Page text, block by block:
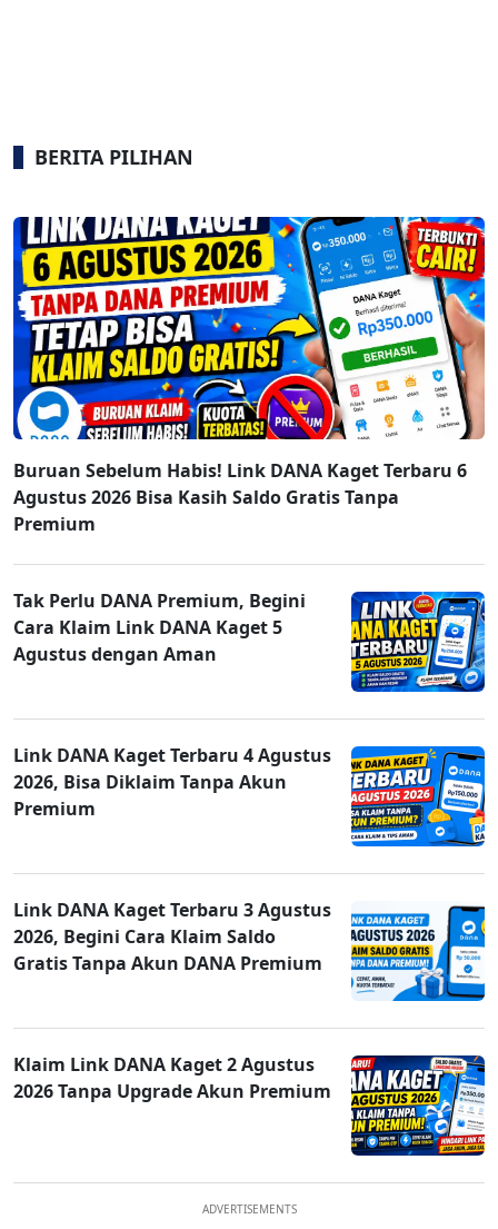
BERITA PILIHAN
Buruan Sebelum Habis! Link DANA Kaget Terbaru 6
Agustus 2026 Bisa Kasih Saldo Gratis Tanpa
Premium
Tak Perlu DANA Premium, Begini
Cara Klaim Link DANA Kaget 5
Agustus dengan Aman
Link DANA Kaget Terbaru 4 Agustus
2026, Bisa Diklaim Tanpa Akun
Premium
Link DANA Kaget Terbaru 3 Agustus
2026, Begini Cara Klaim Saldo
Gratis Tanpa Akun DANA Premium
Klaim Link DANA Kaget 2 Agustus
2026 Tanpa Upgrade Akun Premium
ADVERTISEMENTS